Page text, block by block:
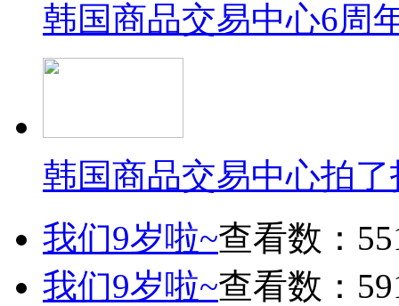
韩国商品交易中心6周
韩国商品交易中心拍
我们9岁啦~查看数：
我们9岁啦~查看数：